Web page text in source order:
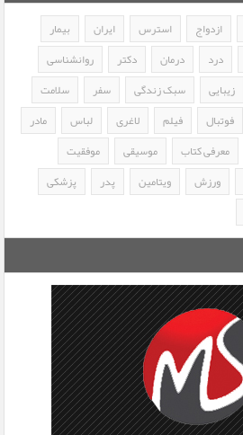
ازدواج استرس ایران
بیمار
درد درمان دکتر
روانشناسی
زیبایی سبک زندگی سفر
سلامت
فوتبال فیلم لاغری لباس
مادر
معرفی کتاب موسیقی
موفقیت
ورزش ویتامین پدر
پزشکی